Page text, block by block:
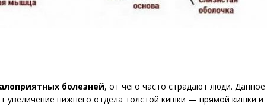
болезней, от чего часто страдают люди. Данное
увеличение нижнего отдела толстой кишки — прямой кишки и